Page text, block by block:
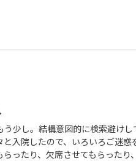
少し。結構意図的に検索避けし
入院したので、いろいろご迷惑
ったり、欠席させてもらったり